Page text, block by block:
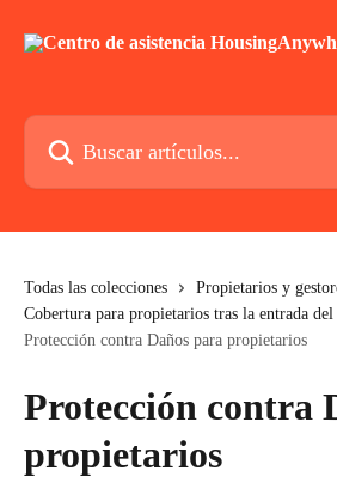
Buscar artículos...
Todas las colecciones
Propietarios y
Cobertura para propietarios tras la entrada
Protección contra Daños para propietarios
Protección contra
propietarios